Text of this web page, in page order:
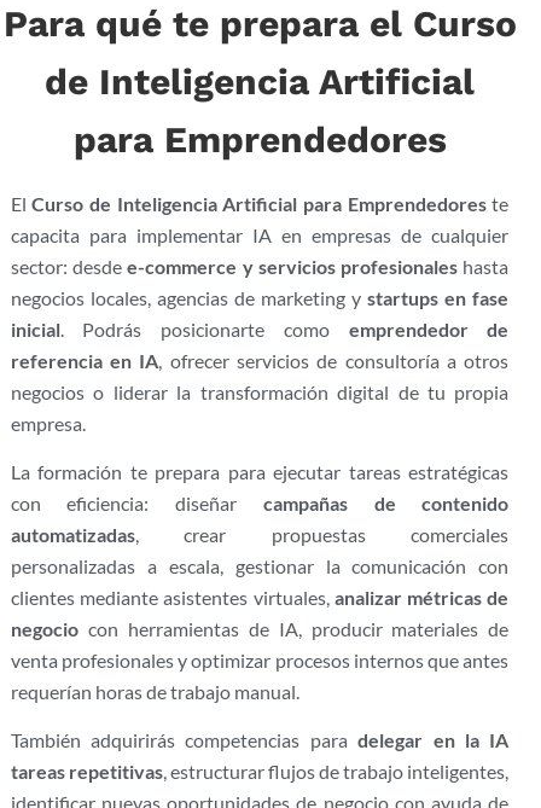
Para qué te prepara el Curso
de Inteligencia Artificial
para Emprendedores
ElCurso de Inteligencia Artificial para Emprendedoreste
capacita para implementar IA en empresas de cualquier
sector: desdee-commerce y servicios profesionales hasta
negocios locales, agencias de marketing ystartups en fase
inicial. Podrás posicionarte como emprendedor de
referencia en IA , ofrecer servicios de consultoría a otros
negocios o liderar la transformación digital de tu propia
empresa.
La formación te prepara para ejecutar tareas estratégicas
con eficiencia: diseñar campañas de contenido
automatizadas, crear propuestas comerciales
personalizadas a escala, gestionar la comunicación con
clientes mediante asistentes virtuales, analizar métricas de
negociocon herramientas de IA, producir materiales de
venta profesionales y optimizar procesos internos que antes
requerían horas de trabajo manual.
También adquirirás competencias paradelegar en la IA
tareas repetitivas, estructurar flujos de trabajo inteligentes,
identificar nuevas oportunidades de negocio con ayuda de